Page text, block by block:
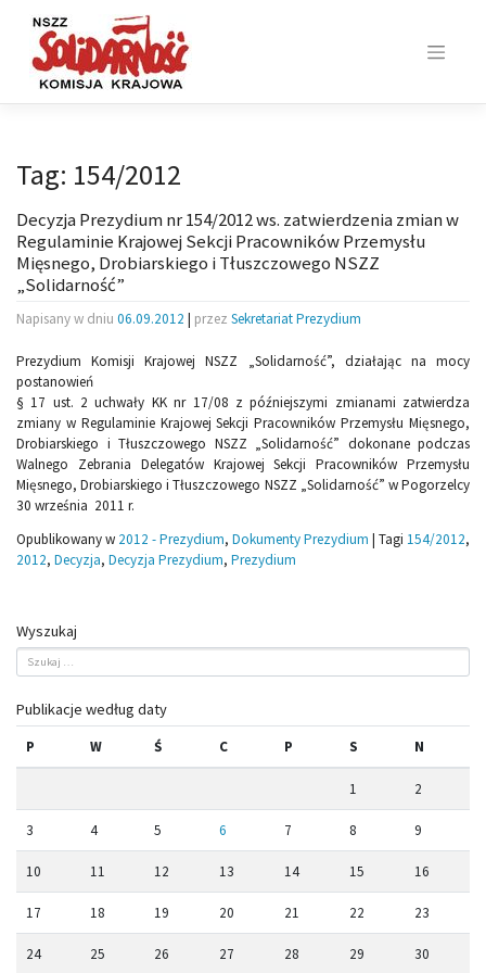
content
Tag: 154/2012
Decyzja Prezydium nr 154/2012 ws. zatwierdzenia zmian w
Regulaminie Krajowej Sekcji Pracowników Przemysłu
Mięsnego, Drobiarskiego i Tłuszczowego NSZZ
„Solidarność”
Napisany w dniu 06.09.2012 | przez Sekretariat Prezydium
Prezydium Komisji Krajowej NSZZ „Solidarność”, działając na mocy
postanowień
§ 17 ust. 2 uchwały KK nr 17/08 z późniejszymi zmianami zatwierdza
zmiany w Regulaminie Krajowej Sekcji Pracowników Przemysłu Mięsnego,
Drobiarskiego i Tłuszczowego NSZZ „Solidarność” dokonane podczas
Walnego Zebrania Delegatów Krajowej Sekcji Pracowników Przemysłu
Mięsnego, Drobiarskiego i Tłuszczowego NSZZ „Solidarność” w Pogorzelcy
30 września 2011 r.
Opublikowany w 2012 - Prezydium, Dokumenty Prezydium | Tagi 154/2012,
2012, Decyzja, Decyzja Prezydium, Prezydium
Wyszukaj
Publikacje według daty
P W Ś C P S N
1 2
3 4 5 6 7 8 9
10 11 12 13 14 15 16
17 18 19 20 21 22 23
24 25 26 27 28 29 30